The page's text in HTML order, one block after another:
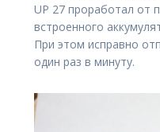
UP 27 проработал от
встроенного
При этом исправно
один раз в минуту.